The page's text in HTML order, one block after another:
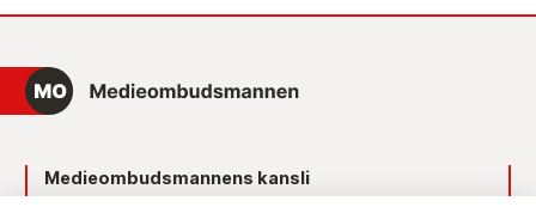
Medieombudsmannens kansli